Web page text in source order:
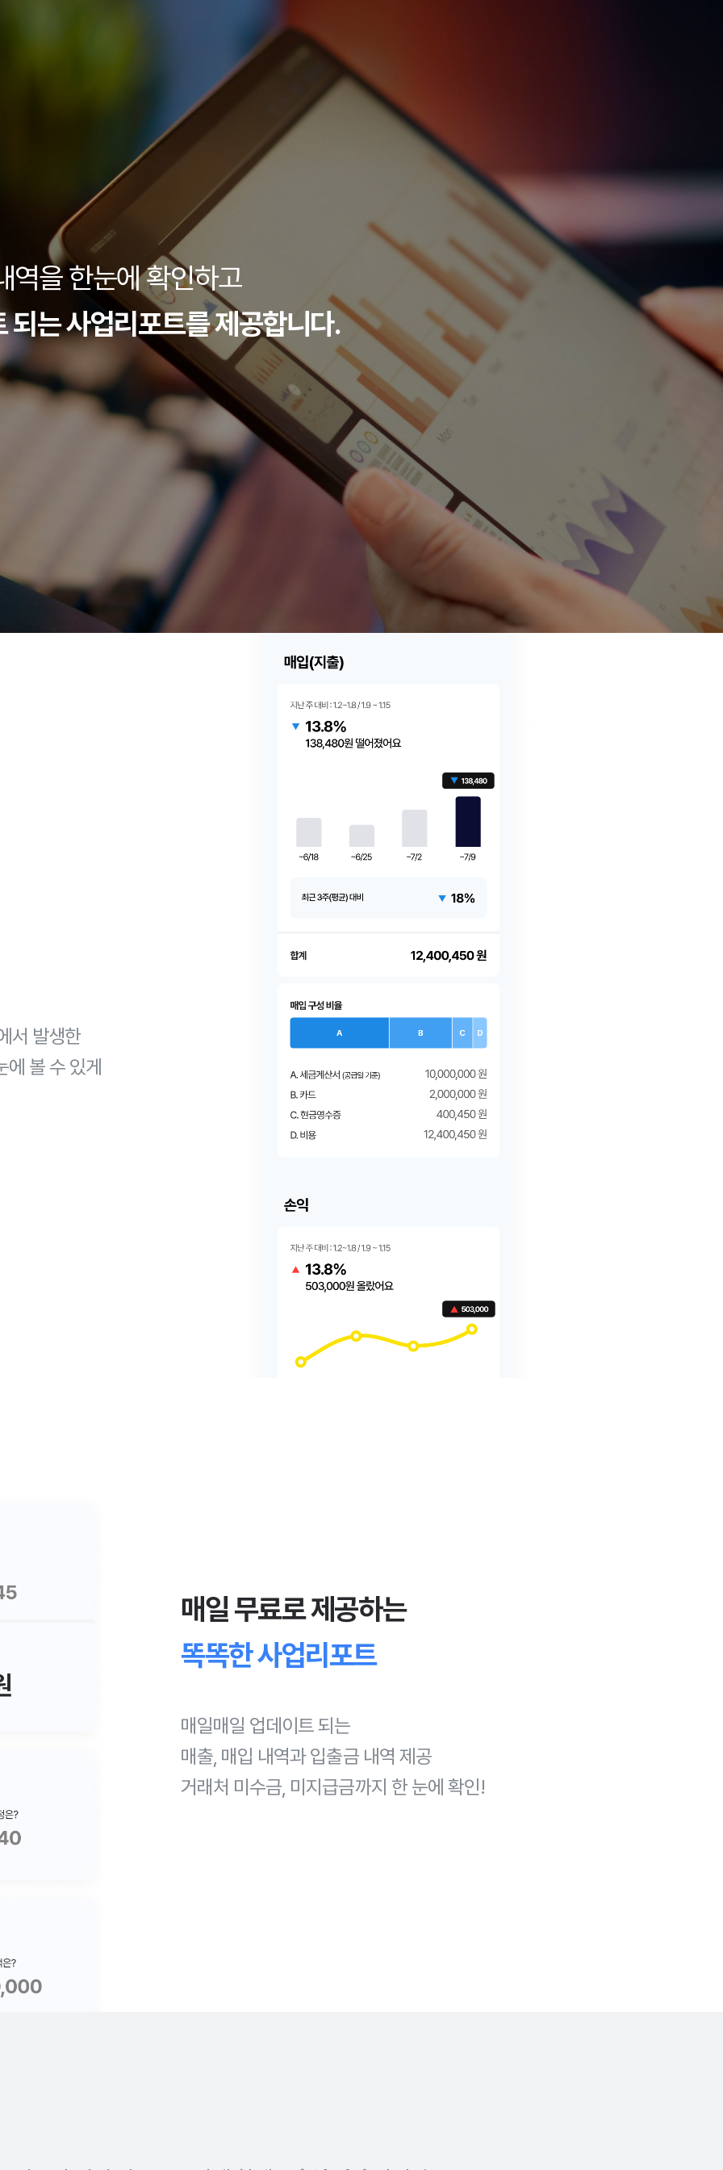
역을 한눈에 확인하고
되는사업리포트를 제공합니다.
서 발생한
에 볼 수 있게
매일 무료로 제공하는
똑똑한 사업리포트
매일매일 업데이트 되는
매출, 매입 내역과 입출금 내역 제공
거래처 미수금, 미지급금까지 한 눈에 확인!